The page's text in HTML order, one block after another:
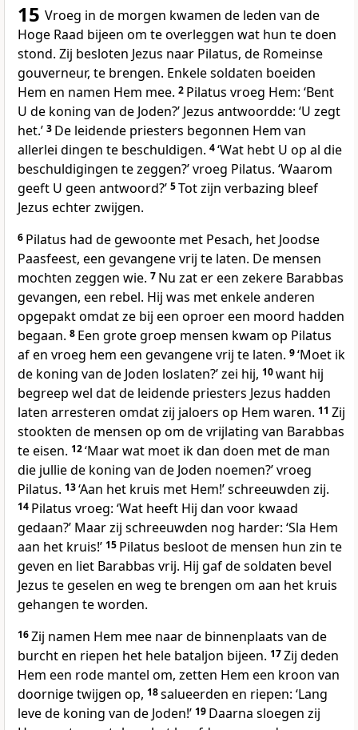
15 Vroeg in de morgen kwamen de leden van de
Hoge Raad bijeen om te overleggen wat hun te doen
stond. Zij besloten Jezus naar Pilatus, de Romeinse
gouverneur, te brengen. Enkele soldaten boeiden
Hem en namen Hem mee. 2 Pilatus vroeg Hem: ‘Bent
U de koning van de Joden?’ Jezus antwoordde: ‘U zegt
het.’ 3 De leidende priesters begonnen Hem van
allerlei dingen te beschuldigen. 4‘Wat hebt U op al die
beschuldigingen te zeggen?’ vroeg Pilatus. ‘Waarom
geeft U geen antwoord?’ 5Tot zijn verbazing bleef
Jezus echter zwijgen.
6 Pilatus had de gewoonte met Pesach, het Joodse
Paasfeest, een gevangene vrij te laten. De mensen
mochten zeggen wie. 7 Nu zat er een zekere Barabbas
gevangen, een rebel. Hij was met enkele anderen
opgepakt omdat ze bij een oproer een moord hadden
begaan. 8 Een grote groep mensen kwam op Pilatus
af en vroeg hem een gevangene vrij te laten. 9‘Moet ik
de koning van de Joden loslaten?’ zei hij, 10want hij
begreep wel dat de leidende priesters Jezus hadden
laten arresteren omdat zij jaloers op Hem waren. 11 Zij
stookten de mensen op om de vrijlating van Barabbas
te eisen. 12‘Maar wat moet ik dan doen met de man
die jullie de koning van de Joden noemen?’ vroeg
Pilatus. 13‘Aan het kruis met Hem!’ schreeuwden zij.
14 Pilatus vroeg: ‘Wat heeft Hij dan voor kwaad
gedaan?’ Maar zij schreeuwden nog harder: ‘Sla Hem
aan het kruis!’ 15 Pilatus besloot de mensen hun zin te
geven en liet Barabbas vrij. Hij gaf de soldaten bevel
Jezus te geselen en weg te brengen om aan het kruis
gehangen te worden.
16Zij namen Hem mee naar de binnenplaats van de
burcht en riepen het hele bataljon bijeen. 17Zij deden
Hem een rode mantel om, zetten Hem een kroon van
doornige twijgen op, 18salueerden en riepen: ‘Lang
leve de koning van de Joden!’ 19 Daarna sloegen zij